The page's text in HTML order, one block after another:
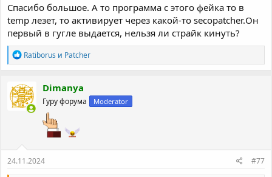
Спасибо большое. А то программа с этого фейка то в
temp лезет, то активирует через какой-то secopatcher.Он
первый в гугле выдается, нельзя ли страйк кинуть?
Р
е
а
к
ц
и
и
Ratiborus и Patcher
Dimanya
Гуру форума Moderator
24.11.2024 #77